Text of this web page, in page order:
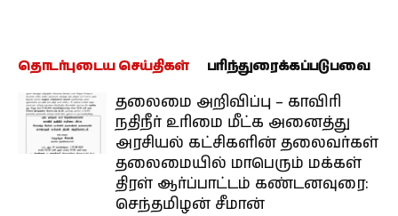
தொடர்புடைய செய்திகள் பரிந்துரைக்கப்படுபவை
தலைமை அறிவிப்பு – காவிரி
நதிநீர் உரிமை மீட்க அனைத்து
அரசியல் கட்சிகளின் தலைவர்கள்
தலைமையில் மாபெரும் மக்கள்
திரள் ஆர்ப்பாட்டம் கண்டனவுரை:
செந்தமிழன் சீமான்